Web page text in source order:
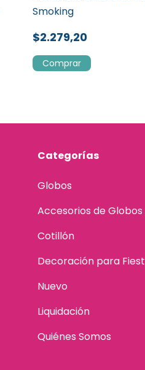
Smoking
$2.279,20
Categorías
Globos
Accesorios de Globos
Cotillón
Decoración para
Nuevo
Liquidación
Quiénes Somos